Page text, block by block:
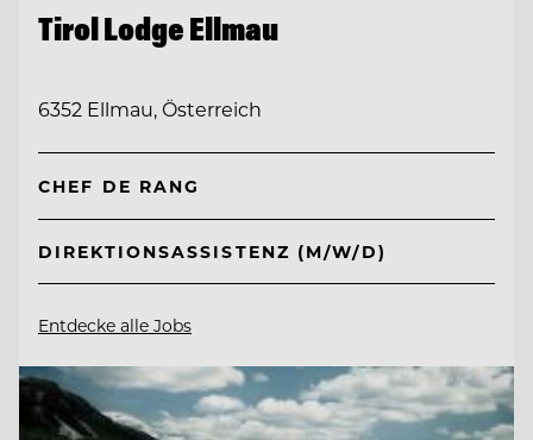
Tirol Lodge Ellmau
6352 Ellmau, Österreich
CHEF DE RANG
DIREKTIONSASSISTENZ (M/W/D)
Entdecke alle Jobs